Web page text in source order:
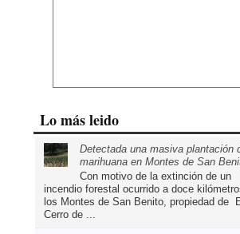
Lo más leido
Detectada una masiva plantación
marihuana en Montes de San
Con motivo de la extinción de un
incendio forestal ocurrido a doce
los Montes de San Benito, propiedad de
Cerro de ...